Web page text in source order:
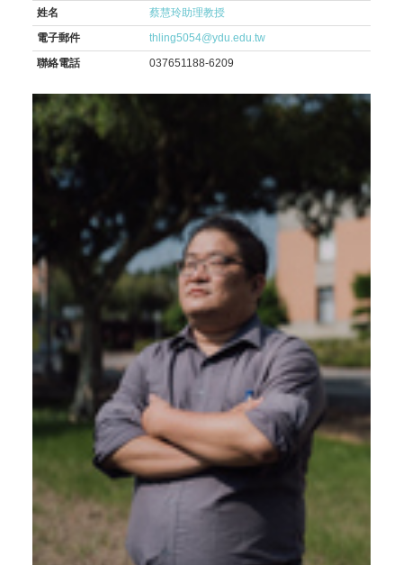
姓名
蔡慧玲助理教授
電子郵件
thling5054@ydu.edu.tw
聯絡電話
037651188-6209